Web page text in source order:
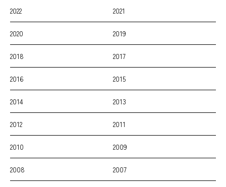
2022 2021
2020 2019
2018 2017
2016 2015
2014 2013
2012 2011
2010 2009
2008 2007